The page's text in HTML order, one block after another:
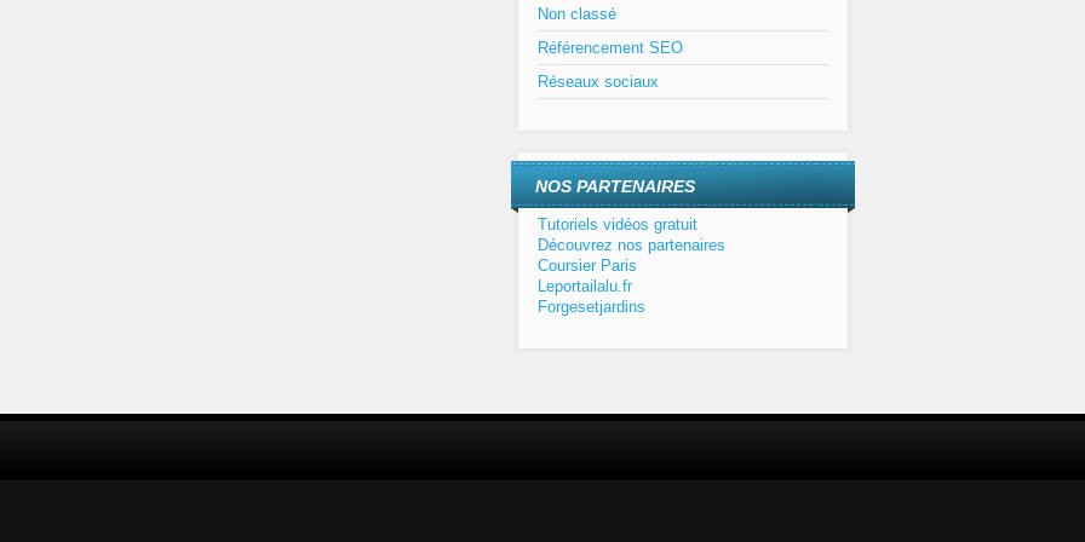
Non classé
Référencement SEO
Réseaux sociaux
NOS PARTENAIRES
Tutoriels vidéos gratuit
Découvrez nos partenaires
Coursier Paris
Leportailalu.fr
Forgesetjardins